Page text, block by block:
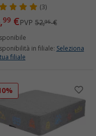
(3)
99 €PVP 52,95€
in filiale: Seleziona
tua filiale